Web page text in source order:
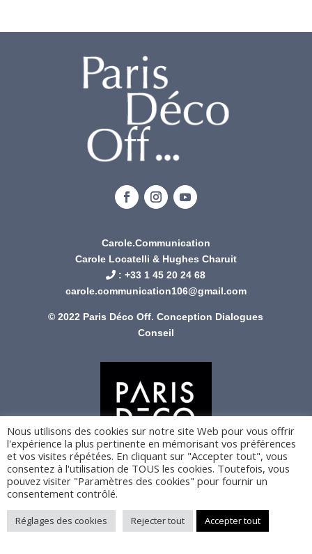
Carole.Communication
Carole Locatelli & Hughes Charuit
: +33 1 45 20 24 68
carole.communication106@gmail.com
© 2022 Paris Déco Off. Conception Dialogues
Conseil
Nous utilisons des cookies sur notre site Web pour vous offrir
l'expérience la plus pertinente en mémorisant vos préférences
et vos visites répétées. En cliquant sur "Accepter tout", vous
consentez à l'utilisation de TOUS les cookies. Toutefois, vous
pouvez visiter "Paramètres des cookies" pour fournir un
consentement contrôlé.
Réglages des cookies Rejecter tout Accepter tout